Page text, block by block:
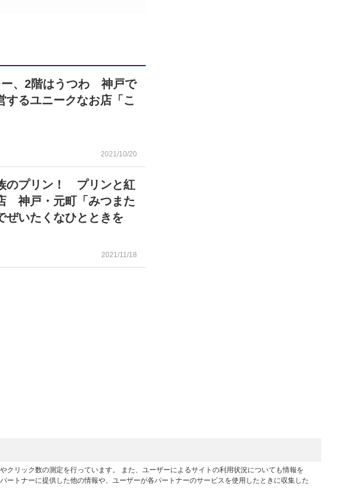
ー、2階はうつわ 神戸で
するユニークなお店「こ
2021/10/20
のプリン！ プリンと紅
神戸・元町「みつまた
ぜいたくなひとときを
2021/11/18
リック数の測定を行っています。 また、ユーザーによるサイトの利用状況についても情報を
トナーに提供した他の情報や、ユーザーが各パートナーのサービスを使用したときに収集した